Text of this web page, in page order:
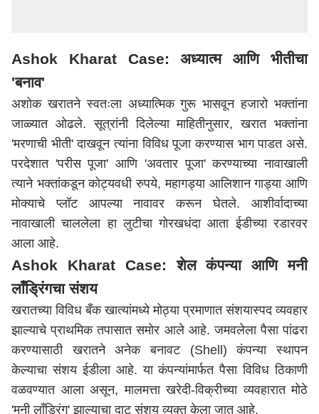
Ashok Kharat Case: अध्यात्म आणि भीतीचा
'बनाव'
अशोक खरातने स्वतःला अध्यात्मिक गुरू भासवून हजारो भक्तांना
जाळ्यात ओढले. सूत्रांनी दिलेल्या माहितीनुसार, खरात भक्तांना
'मरणाची भीती' दाखवून त्यांना विविध पूजा करण्यास भाग पाडत असे.
परदेशात 'परीस पूजा' आणि 'अवतार पूजा' करण्याच्या नावाखाली
त्याने भक्तांकडून कोट्यवधी रुपये, महागड्या आलिशान गाड्या आणि
मोक्याचे प्लॉट आपल्या नावावर करून घेतले. आशीर्वादाच्या
नावाखाली चाललेला हा लुटीचा गोरखधंदा आता ईडीच्या रडारवर
आला आहे.
Ashok Kharat Case: शेल कंपन्या आणि मनी
लाँड्रिंगचा संशय
खरातच्या विविध बँक खात्यांमध्ये मोठ्या प्रमाणात संशयास्पद व्यवहार
झाल्याचे प्राथमिक तपासात समोर आले आहे. जमवलेला पैसा पांढरा
करण्यासाठी खरातने अनेक बनावट (Shell) कंपन्या स्थापन
केल्याचा संशय ईडीला आहे. या कंपन्यांमार्फत पैसा विविध ठिकाणी
वळवण्यात आला असून, मालमत्ता खरेदी-विक्रीच्या व्यवहारात मोठे
'मनी लाँड्रिंग' झाल्याचा दाट संशय व्यक्त केला जात आहे.